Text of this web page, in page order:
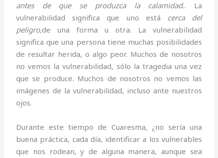
antes de que se produzca la calamidad.. La
vulnerabilidad significa que uno está cerca del
peligro,de una forma u otra. La vulnerabilidad
significa que una persona tiene muchas posibilidades
de resultar herida, o algo peor. Muchos de nosotros
no vemos la vulnerabilidad, sólo la tragedia una vez
que se produce. Muchos de nosotros no vemos las
imágenes de la vulnerabilidad, incluso ante nuestros
ojos.
Durante este tiempo de Cuaresma, ¿no sería una
buena práctica, cada día, identificar a los vulnerables
que nos rodean, y de alguna manera, aunque sea